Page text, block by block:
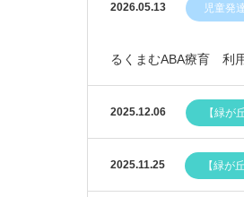
2026.05.13 児童発
るくまむABA療育 利
2025.12.06 【緑が
2025.11.25 【緑が